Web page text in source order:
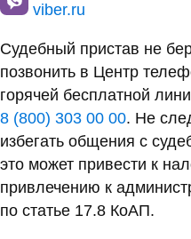
viber.ru
Судебный пристав не
позвонить в Центр
горячей бесплатной
8 (800) 303 00 00. Не
избегать общения с
это может привести к
привлечению к
по статье 17.8 КоАП.